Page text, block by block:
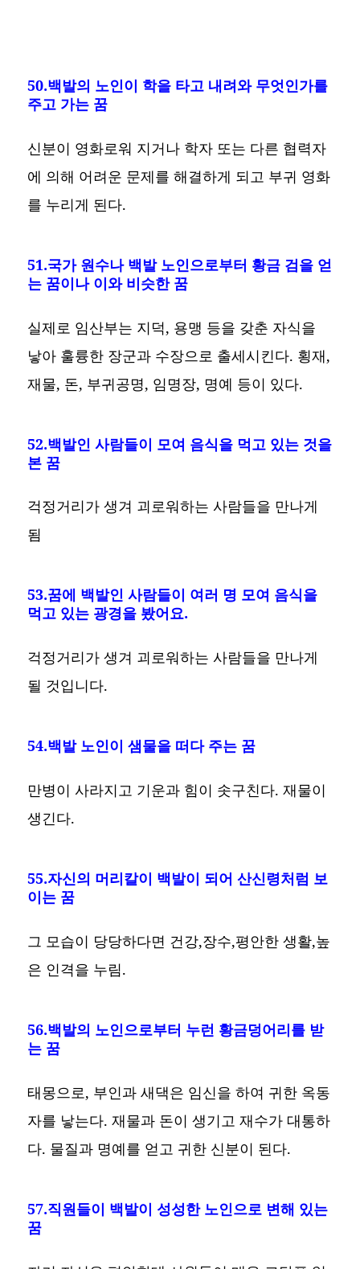
50.백발의 노인이 학을 타고 내려와 무엇인가를
주고 가는 꿈
신분이 영화로워 지거나 학자 또는 다른 협력자
에 의해 어려운 문제를 해결하게 되고 부귀 영화
를 누리게 된다.
51.국가 원수나 백발 노인으로부터 황금 검을 얻
는 꿈이나 이와 비슷한 꿈
실제로 임산부는 지덕, 용맹 등을 갖춘 자식을
낳아 훌륭한 장군과 수장으로 출세시킨다. 횡재,
재물, 돈, 부귀공명, 임명장, 명예 등이 있다.
52.백발인 사람들이 모여 음식을 먹고 있는 것을
본 꿈
걱정거리가 생겨 괴로워하는 사람들을 만나게
됨
53.꿈에 백발인 사람들이 여러 명 모여 음식을
먹고 있는 광경을 봤어요.
걱정거리가 생겨 괴로워하는 사람들을 만나게
될 것입니다.
54.백발 노인이 샘물을 떠다 주는 꿈
만병이 사라지고 기운과 힘이 솟구친다. 재물이
생긴다.
55.자신의 머리칼이 백발이 되어 산신령처럼 보
이는 꿈
그 모습이 당당하다면 건강,장수,평안한 생활,높
은 인격을 누림.
56.백발의 노인으로부터 누런 황금덩어리를 받
는 꿈
태몽으로, 부인과 새댁은 임신을 하여 귀한 옥동
자를 낳는다. 재물과 돈이 생기고 재수가 대통하
다. 물질과 명예를 얻고 귀한 신분이 된다.
57.직원들이 백발이 성성한 노인으로 변해 있는
꿈